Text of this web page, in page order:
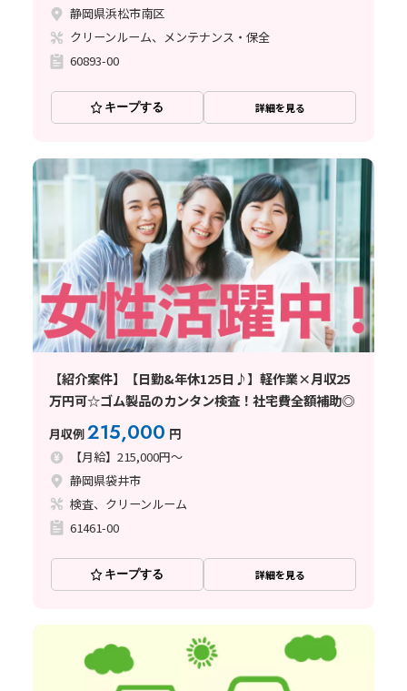
静岡県浜松市南区
クリーンルーム、メンテナンス・保全
60893-00
キープする 詳細を見る
【紹介案件】【日勤&年休125日♪】軽作業×月収25
万円可☆ゴム製品のカンタン検査！社宅費全額補助◎
月収例215,000 円
【月給】215,000円～
静岡県袋井市
検査、クリーンルーム
61461-00
キープする 詳細を見る